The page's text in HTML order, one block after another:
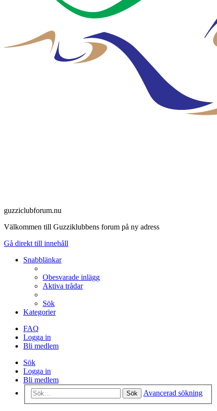
guzziclubforum.nu
Välkommen till Guzziklubbens forum på ny adress
Gå direkt till innehåll
Snabblänkar
Obesvarade inlägg
Aktiva trådar
Sök
Kategorier
FAQ
Logga in
Bli medlem
Sök
Logga in
Bli medlem
Sök Avancerad sökning